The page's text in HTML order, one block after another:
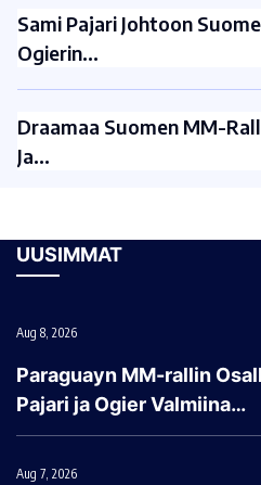
Sami Pajari Johtoon
Ogierin…
Draamaa Suomen MM-
Ja…
UUSIMMAT
Aug 8, 2026
Paraguayn MM-rallin
Pajari ja Ogier Valmiina…
Aug 7, 2026